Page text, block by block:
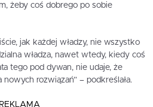
żeby coś dobrego po sobie
jak każdej władzy, nie wszystko
władza, nawet wtedy, kiedy coś
tego pod dywan, nie udaje, że
rozwiązań” – podkreślała.
REKLAMA